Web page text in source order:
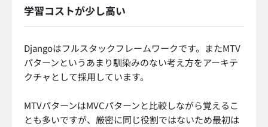
学習コストが少し高い
Djangoはフルスタックフレームワークです。またMTV
パターンというあまり馴染みのない考え方をアーキテ
クチャとして採用しています。
MTVパターンはMVCパターンと比較しながら覚えるこ
とも多いですが、厳密に同じ役割ではないため最初は